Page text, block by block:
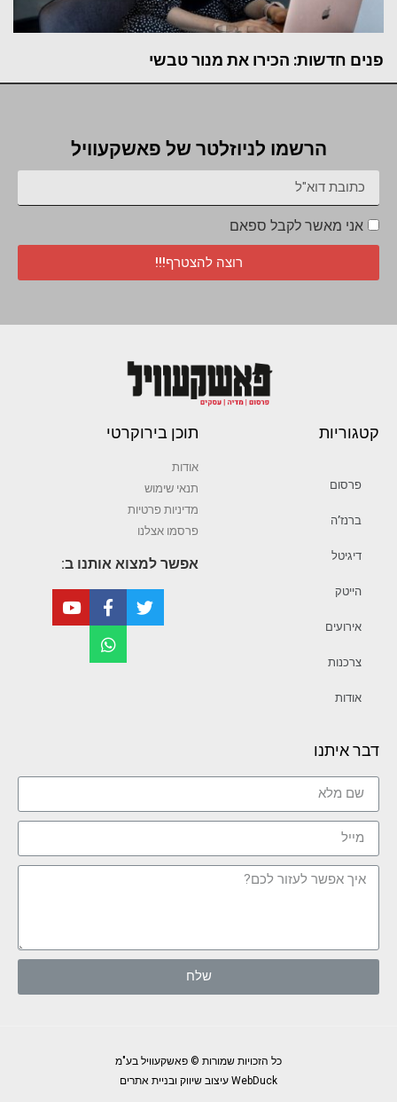
פנים חדשות: הכירו את מנור טבשי
הרשמו לניוזלטר של פאשקעוויל
אני מאשר לקבל ספאם
רוצה להצטרף!!!
קטגוריות
פרסום
ברנז’ה
דיגיטל
הייטק
אירועים
צרכנות
אודות
תוכן בירוקרטי
אודות
תנאי שימוש
מדיניות פרטיות
פרסמו אצלנו
אפשר למצוא אותנו ב:
דבר איתנו
שלח
כל הזכויות שמורות © פאשקעוויל בע"מ
WebDuck עיצוב שיווק ובניית אתרים